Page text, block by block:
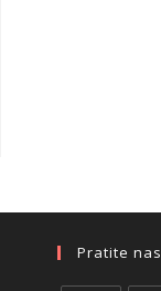
Pratite nas